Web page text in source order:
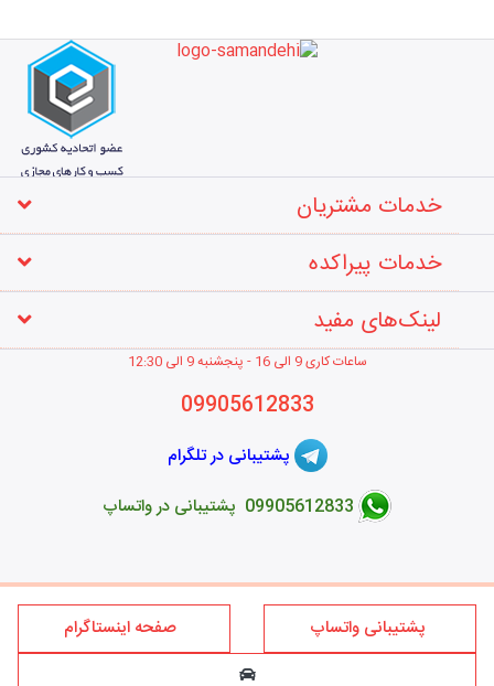
خدمات مشتریان
خدمات پیراکده
لینک‌های مفید
ساعات کاری 9 الی 16 - پنجشنبه 9 الی 12 :30
09905612833
پشتیبانی در تلگرام
09905612833 پشتیبانی در واتساپ
طراحی فروشگاه اینترنتی
کلیه حقوق این سایت متعلق به برند پیراکده می‌باشد؛ استفاده از مطالب
فروشگاه اینترنتی پیراکده فقط برای مقاصد غیر تجاری و با ذکر منبع و درج
پشتیبانی واتساپ صفحه اینستاگرام